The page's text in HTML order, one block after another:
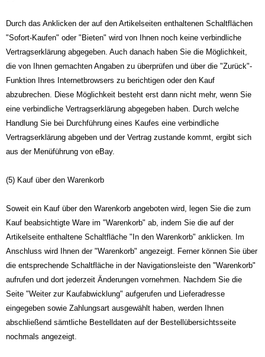
Durch das Anklicken der auf den Artikelseiten enthaltenen Schaltflächen
"Sofort-Kaufen" oder "Bieten" wird von Ihnen noch keine verbindliche
Vertragserklärung abgegeben. Auch danach haben Sie die Möglichkeit,
die von Ihnen gemachten Angaben zu überprüfen und über die "Zurück"-
Funktion Ihres Internetbrowsers zu berichtigen oder den Kauf
abzubrechen. Diese Möglichkeit besteht erst dann nicht mehr, wenn Sie
eine verbindliche Vertragserklärung abgegeben haben. Durch welche
Handlung Sie bei Durchführung eines Kaufes eine verbindliche
Vertragserklärung abgeben und der Vertrag zustande kommt, ergibt sich
aus der Menüführung von eBay.
(5) Kauf über den Warenkorb
Soweit ein Kauf über den Warenkorb angeboten wird, legen Sie die zum
Kauf beabsichtigte Ware im "Warenkorb" ab, indem Sie die auf der
Artikelseite enthaltene Schaltfläche "In den Warenkorb" anklicken. Im
Anschluss wird Ihnen der "Warenkorb" angezeigt. Ferner können Sie über
die entsprechende Schaltfläche in der Navigationsleiste den "Warenkorb"
aufrufen und dort jederzeit Änderungen vornehmen. Nachdem Sie die
Seite "Weiter zur Kaufabwicklung" aufgerufen und Lieferadresse
eingegeben sowie Zahlungsart ausgewählt haben, werden Ihnen
abschließend sämtliche Bestelldaten auf der Bestellübersichtsseite
nochmals angezeigt.